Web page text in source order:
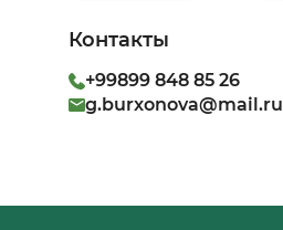
Контакты
+99899 848 85 26
g.burxonova@mail.ru